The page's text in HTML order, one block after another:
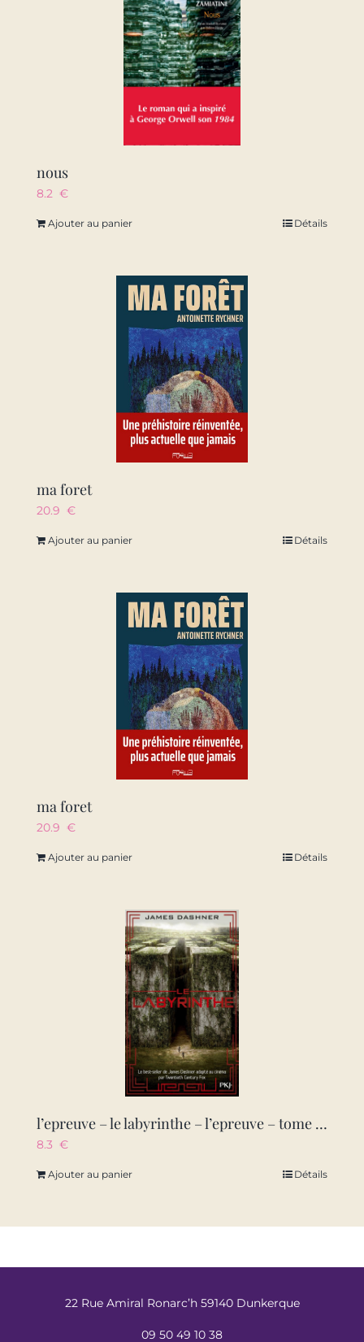
nous
8.2 €
Ajouter au panier Détails
ma foret
20.9 €
Ajouter au panier Détails
ma foret
20.9 €
Ajouter au panier Détails
l’epreuve – le labyrinthe – l’epreuve – tome 1 le labyrinthe
8.3 €
Ajouter au panier Détails
22 Rue Amiral Ronarc’h 59140 Dunkerque
09 50 49 10 38